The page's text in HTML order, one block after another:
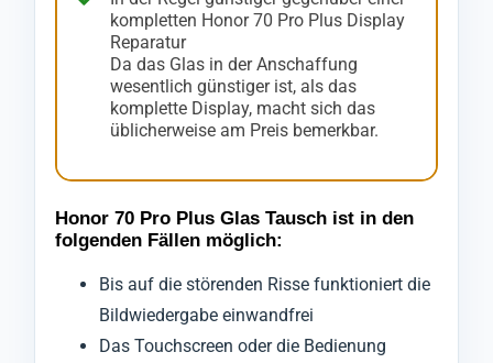
kompletten Honor 70 Pro Plus Display
Reparatur
Da das Glas in der Anschaffung
wesentlich günstiger ist, als das
komplette Display, macht sich das
üblicherweise am Preis bemerkbar.
Honor 70 Pro Plus Glas Tausch ist in den
folgenden Fällen möglich:
Bis auf die störenden Risse funktioniert die
Bildwiedergabe einwandfrei
Das Touchscreen oder die Bedienung